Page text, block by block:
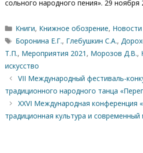
сольного народного пения». 29 ноября
Рубрики
Книги, Книжное обозрение,
Метки
Боронина Е.Г., Глебушкин С.А.,
Т.П., Мероприятия 2021 , Морозов Д.В.,
искусство
VII Международный фестиваль-
традиционного народного танца
XXVI Международная конференция
традиционная культура и современный